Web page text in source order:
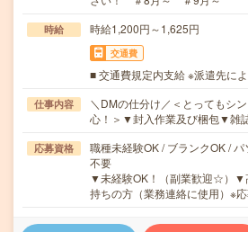
時給 時給1,200円～1,625円
交通費
■ 交通費規定内支給 ※派遣先に
仕事内容
＼DMの仕分け／＜とってもシ
心！＞▼封入作業及び梱包▼雑
応募資格
職種未経験OK / ブランクOK /
不要
▼未経験OK！（副業歓迎☆）▼
持ちの方（業務連絡に使用）※